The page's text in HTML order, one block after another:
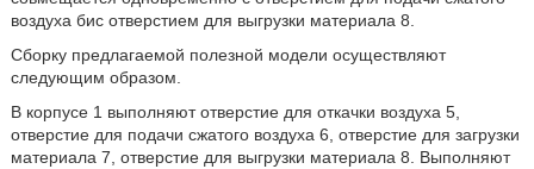
воздуха бис отверстием для выгрузки материала 8.
Сборку предлагаемой полезной модели осуществляют
следующим образом.
В корпусе 1 выполняют отверстие для откачки воздуха 5,
отверстие для подачи сжатого воздуха 6, отверстие для загрузки
материала 7, отверстие для выгрузки материала 8. Выполняют